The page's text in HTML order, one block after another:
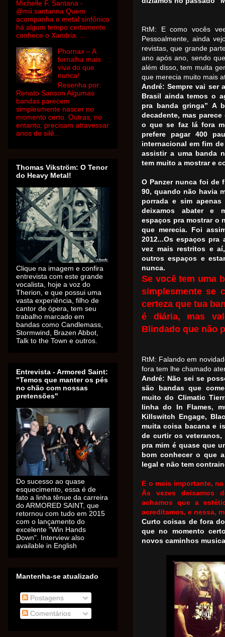
RtM: E como vocês
Pessoalmente, ainda
revistas, que grande
ano após ano, sendo
além disso, tem muita
que merecia muito mais
André: Sempre vai ser
Brasil ainda temos o
pra banda gringa” A
decadente, mas
o que se faz lá fora
prefere pagar 400
internacional em fim
assistir a uma banda
tem muito a mostrar e
O Panzer nunca foi de
90, quando não havia
porrada e sim
deixamos abater e
espaços pra mostrar o
que merecia. Foi
2012...Os espaços pra
vez mais restritos e
outros espaços e
nunca.
Se você tem uma
simplesmente se
certeza que tua
é diária, mas
Blindado que não
RtM: Falando em
fora tem lhe chamado
André: Não sei se
são bandas que
muito do Climatic
linha do In Flames,
Killswitch Engage,
muita coisa bacana e
de curtir os
pra mim é quase que
bom conhecer o que
legal e não tem
E o mais importante,
Às vezes deixamos
achamos que a
acreditamos, e nessa,
Curto coisas de fora
que no momento
novos caminhos
Michelle F. Santana -
@mii.santanna Quem
acompanha o metal sinfônico
há algum tempo certamente
conhece o Xandria. ...
Phornax – A
fornalha mais
viva do que
nunca!
Resenha por:
Renato Sanson Algumas
bandas parecem
simplesmente nascer no
momento certo. Outras, no
entanto, precisam atravessar
anos de silê...
Thomas Vikström: O Tenor
do Heavy Metal!
Clique na imagem e confira
entrevista com este grande
vocalista, hoje a voz do
Therion, e que possui uma
vasta experiência, filho de
cantor de ópera, tem seu
trabalho marcado em
bandas como Candlemass,
Stormwind, Brazen Abbot,
Talk to the Town e outros.
Entrevista - Armored Saint:
"Temos que manter os pés
no chão com nossas
pretensões"
Do sucesso ao quase
esquecimento, essa é de
fato a linha tênue da carreira
do ARMORED SAINT, que
retornou com tudo em 2015
com o lançamento do
excelente "Win Hands
Down". Interview also
available in English
Mantenha-se atualizado
Postagens
Comentários